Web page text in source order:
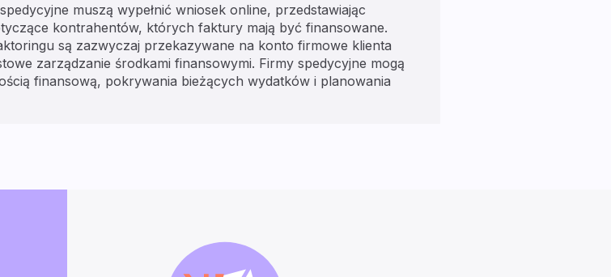
muszą wypełnić wniosek online, przedstawiając
kontrahentów, których faktury mają być finansowane.
są zazwyczaj przekazywane na konto firmowe klienta
zarządzanie środkami finansowymi. Firmy spedycyjne mogą
finansową, pokrywania bieżących wydatków i planowania